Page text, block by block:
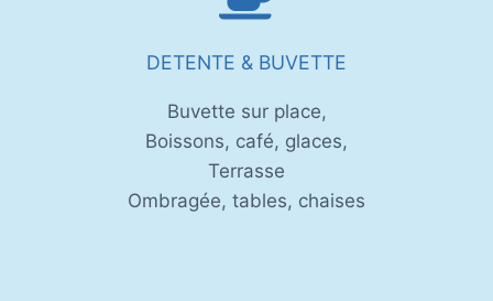
DETENTE & BUVETTE
Buvette sur place,
Boissons, café, glaces,
Terrasse
Ombragée, tables, chaises